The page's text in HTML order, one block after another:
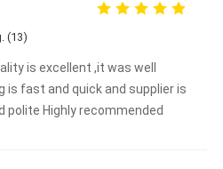
(13)
is excellent ,it was well
is fast and quick and supplier is
polite Highly recommended